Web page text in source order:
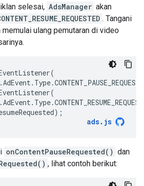
selesai, AdsManager akan
. Tangani
ulang pemutaran di video
(
.AdEvent. Type.
(
.AdEvent. Type.
);
ads. js
onContentPauseRequested() dan
, lihat contoh berikut: